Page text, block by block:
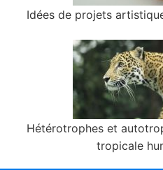
Idées de projets
Hétérotrophes et
tropicale